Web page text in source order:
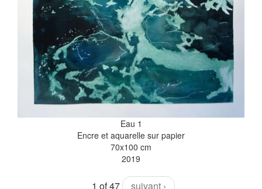
Eau 1
Encre et aquarelle sur papier
70x100 cm
2019
1 of 47 suivant ›